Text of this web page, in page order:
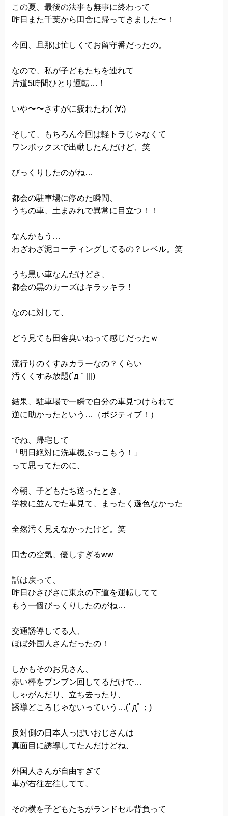
この夏、最後の法事も無事に終わって
昨日また千葉から田舎に帰ってきました〜！
今回、旦那は忙しくてお留守番だったの。
なので、私が子どもたちを連れて
片道5時間ひとり運転…！
いや〜〜さすがに疲れたわ( ;∀;)
そして、もちろん今回は軽トラじゃなくて
ワンボックスで出動したんだけど、笑
びっくりしたのがね…
都会の駐車場に停めた瞬間、
うちの車、土まみれで異常に目立つ！！
なんかもう…
わざわざ泥コーティングしてるの？レベル。笑
うち黒い車なんだけどさ、
都会の黒のカーズはキラッキラ！
なのに対して、
どう見ても田舎臭いねって感じだったｗ
流行りのくすみカラーなの？くらい
汚くくすみ放題(´д｀|||)
結果、駐車場で一瞬で自分の車見つけられて
逆に助かったという…（ポジティブ！）
でね、帰宅して
「明日絶対に洗車機ぶっこもう！」
って思ってたのに、
今朝、子どもたち送ったとき、
学校に並んでた車見て、まったく遜色なかった
全然汚く見えなかったけど。笑
田舎の空気、優しすぎるww
話は戻って、
昨日ひさびさに東京の下道を運転してて
もう一個びっくりしたのがね…
交通誘導してる人、
ほぼ外国人さんだったの！
しかもそのお兄さん、
赤い棒をブンブン回してるだけで…
しゃがんだり、立ち去ったり、
誘導どころじゃないっていう…(ﾟдﾟ；)
反対側の日本人っぽいおじさんは
真面目に誘導してたんだけどね、
外国人さんが自由すぎて
車が右往左往してて、
その横を子どもたちがランドセル背負って